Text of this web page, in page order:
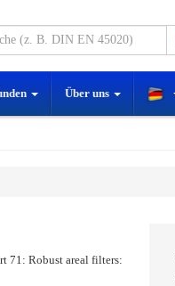
Über uns
71: Robust areal filters: